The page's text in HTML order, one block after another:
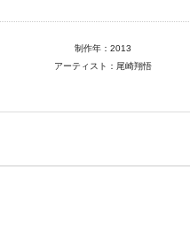
制作年：2013
アーティスト：尾崎翔悟